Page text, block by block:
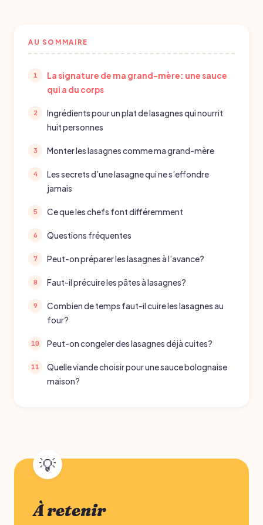
AU SOMMAIRE
La signature de ma grand-mère: une sauce
qui a du corps
Ingrédients pour un plat de lasagnes qui nourrit
huit personnes
Monter les lasagnes comme ma grand-mère
Les secrets d’une lasagne qui ne s’effondre
jamais
Ce que les chefs font différemment
Questions fréquentes
Peut-on préparer les lasagnes à l’avance?
Faut-il précuire les pâtes à lasagnes?
Combien de temps faut-il cuire les lasagnes au
four?
Peut-on congeler des lasagnes déjà cuites?
Quelle viande choisir pour une sauce bolognaise
maison?
À retenir